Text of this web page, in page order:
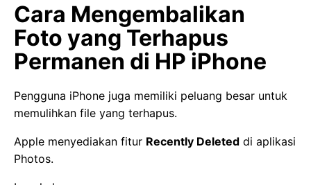
Cara Mengembalikan
Foto yang Terhapus
Permanen di HP iPhone
Pengguna iPhone juga memiliki peluang besar untuk
memulihkan file yang terhapus.
Apple menyediakan fitur Recently Deleted di aplikasi
Photos.